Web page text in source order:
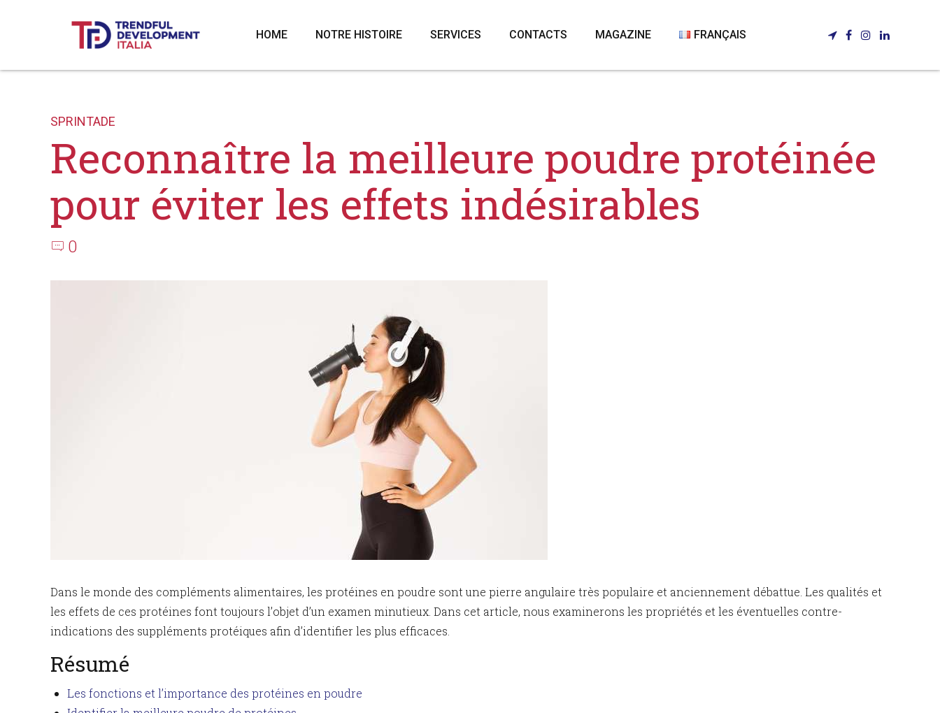
HOME NOTRE HISTOIRE SERVICES CONTACTS MAGAZINE FRANÇAIS
DEUTSCH
SPRINTADE
Reconnaître la meilleure poudre protéinée
pour éviter les effets indésirables
0
Dans le monde des compléments alimentaires, les protéines en poudre sont une pierre angulaire très populaire et anciennement débattue. Les qualités et
les effets de ces protéines font toujours l’objet d’un examen minutieux. Dans cet article, nous examinerons les propriétés et les éventuelles contre-
indications des suppléments protéiques afin d’identifier les plus efficaces.
Résumé
Les fonctions et l’importance des protéines en poudre